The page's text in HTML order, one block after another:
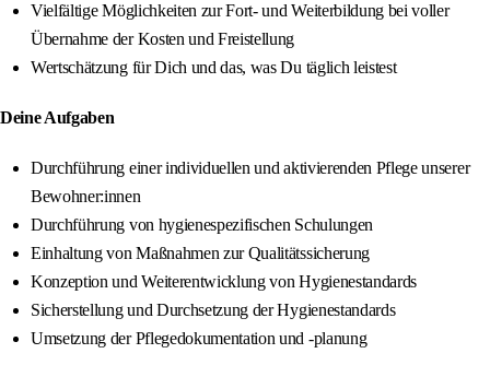
Vielfältige Möglichkeiten zur Fort- und Weiterbildung bei voller
Übernahme der Kosten und Freistellung
Wertschätzung für Dich und das, was Du täglich leistest
Deine Aufgaben
Durchführung einer individuellen und aktivierenden Pflege unserer
Bewohner:innen
Durchführung von hygienespezifischen Schulungen
Einhaltung von Maßnahmen zur Qualitätssicherung
Konzeption und Weiterentwicklung von Hygienestandards
Sicherstellung und Durchsetzung der Hygienestandards
Umsetzung der Pflegedokumentation und -planung